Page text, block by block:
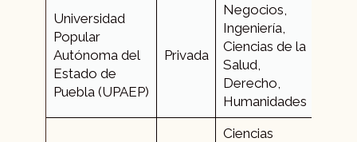
Universidad
Popular
Autónoma del
Estado de
Puebla (UPAEP)
Privada
Negocios,
Ingeniería,
Ciencias de la
Salud,
Derecho,
Humanidades
Ciencias